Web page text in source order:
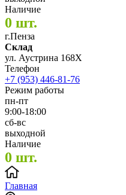
Наличие
0 шт.
г.Пенза
Склад
ул. Аустрина 168Х
Телефон
+7 (953) 446-81-76
Режим работы
пн-пт
9:00-18:00
сб-вс
выходной
Наличие
0 шт.
Главная